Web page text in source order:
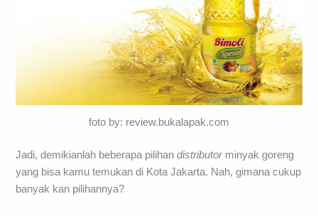
foto by: review.bukalapak.com
Jadi, demikianlah beberapa pilihandistributor minyak goreng
yang bisa kamu temukan di Kota Jakarta. Nah, gimana cukup
banyak kan pilihannya?